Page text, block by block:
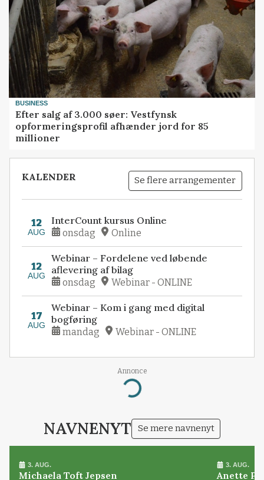
BUSINESS
Efter salg af 3.000 søer: Vestfynsk
opformeringsprofil afhænder jord for 85
millioner
KALENDER Se flere arrangementer
12
AUG
InterCount kursus Online
onsdag Online
12
AUG
Webinar – Fordelene ved løbende
aflevering af bilag
onsdag Webinar - ONLINE
17
AUG
Webinar – Kom i gang med digital
bogføring
mandag Webinar - ONLINE
Annonce
Loading...
NAVNENYT Se mere navnenyt
3. AUG.
Michaela Toft Jepsen
3. AUG.
Anette